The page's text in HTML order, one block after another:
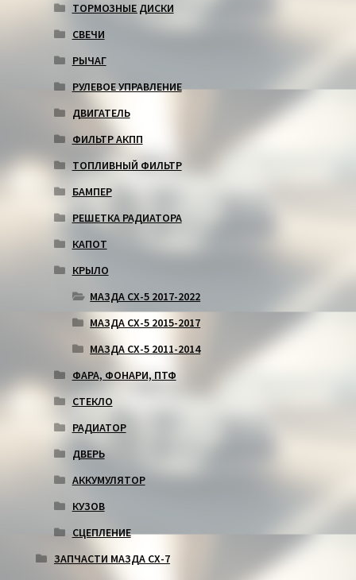
ТОРМОЗНЫЕ ДИСКИ
СВЕЧИ
РЫЧАГ
РУЛЕВОЕ УПРАВЛЕНИЕ
ДВИГАТЕЛЬ
ФИЛЬТР АКПП
ТОПЛИВНЫЙ ФИЛЬТР
БАМПЕР
РЕШЕТКА РАДИАТОРА
КАПОТ
КРЫЛО
МАЗДА СХ-5 2017-2022
МАЗДА СХ-5 2015-2017
МАЗДА СХ-5 2011-2014
ФАРА, ФОНАРИ, ПТФ
СТЕКЛО
РАДИАТОР
ДВЕРЬ
АККУМУЛЯТОР
КУЗОВ
СЦЕПЛЕНИЕ
ЗАПЧАСТИ МАЗДА СХ-7